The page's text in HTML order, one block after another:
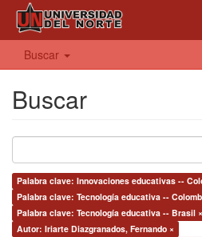
Buscar
Buscar
Palabra clave: Innovaciones educativas --
Palabra clave: Tecnología educativa --
Palabra clave: Tecnología educativa -- Brasil ×
Autor: Iriarte Diazgranados, Fernando ×